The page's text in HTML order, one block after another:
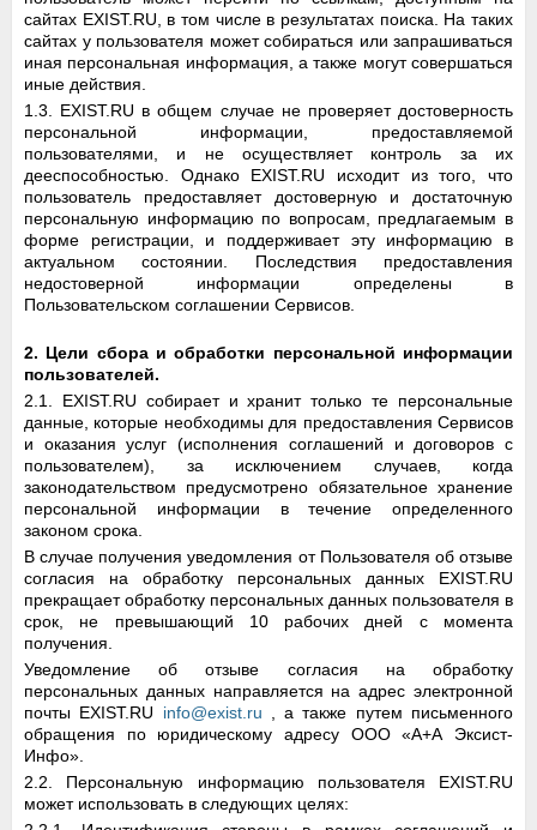
сайтах EXIST.RU, в том числе в результатах поиска. На таких
сайтах у пользователя может собираться или запрашиваться
иная персональная информация, а также могут совершаться
иные действия.
1.3. EXIST.RU в общем случае не проверяет достоверность
персональной информации, предоставляемой
пользователями, и не осуществляет контроль за их
дееспособностью. Однако EXIST.RU исходит из того, что
пользователь предоставляет достоверную и достаточную
персональную информацию по вопросам, предлагаемым в
форме регистрации, и поддерживает эту информацию в
актуальном состоянии. Последствия предоставления
недостоверной информации определены в
Пользовательском соглашении Сервисов.
2. Цели сбора и обработки персональной информации
пользователей.
2.1. EXIST.RU собирает и хранит только те персональные
данные, которые необходимы для предоставления Сервисов
и оказания услуг (исполнения соглашений и договоров с
пользователем), за исключением случаев, когда
законодательством предусмотрено обязательное хранение
персональной информации в течение определенного
законом срока.
В случае получения уведомления от Пользователя об отзыве
согласия на обработку персональных данных EXIST.RU
прекращает обработку персональных данных пользователя в
срок, не превышающий 10 рабочих дней с момента
получения.
Уведомление об отзыве согласия на обработку
персональных данных направляется на адрес электронной
почты EXIST.RU info@exist.ru , а также путем письменного
обращения по юридическому адресу ООО «А+А Эксист-
Инфо».
2.2. Персональную информацию пользователя EXIST.RU
может использовать в следующих целях: